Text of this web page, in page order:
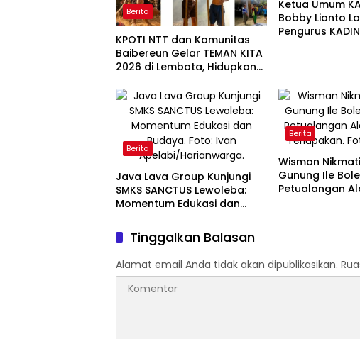
Berita
KPOTI NTT dan Komunitas
Baibereun Gelar TEMAN KITA
2026 di Lembata, Hidupkan
Tradisional
Ketua Umum
Bobby Lianto
Pengurus
Berita
Java Lava Group Kunjungi
SMKS SANCTUS Lewoleba:
Momentum Edukasi dan
Berita
Wisman
Gunung Ile
Petualangan
Tinggalkan Balasan
Alamat email Anda tidak akan dipublikasikan.